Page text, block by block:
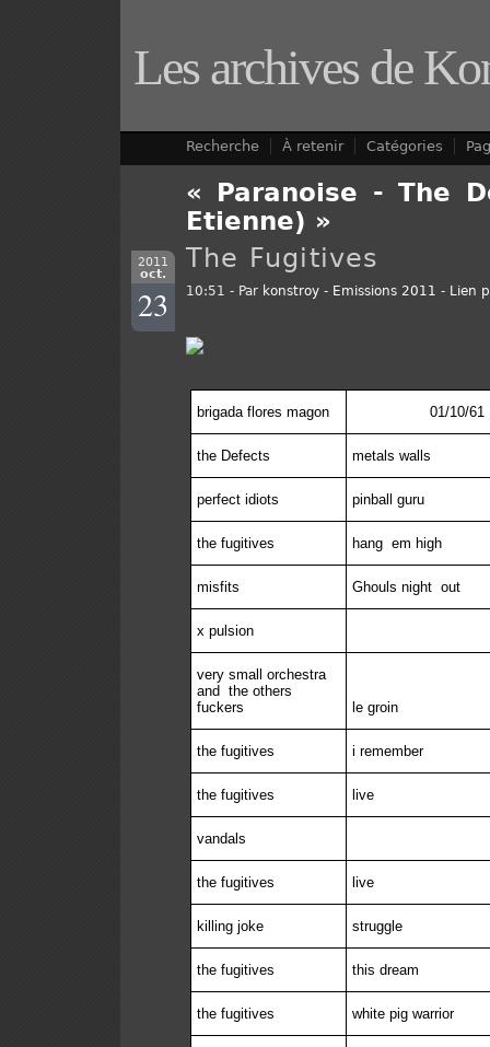
Les archives de
Recherche À retenir Catégories
« Paranoise - The
Etienne) »
2011
oct.
23
The Fugitives
10:51 - Par konstroy - Emissions 2011 - Lien
brigada flores magon 01/10/61
the Defects metals walls
perfect idiots pinball guru
the fugitives hang em high
misfits Ghouls night out
x pulsion
very small orchestra
and the others
fuckers
le groin
the fugitives i remember
the fugitives live
vandals
the fugitives live
killing joke struggle
the fugitives this dream
the fugitives white pig warrior